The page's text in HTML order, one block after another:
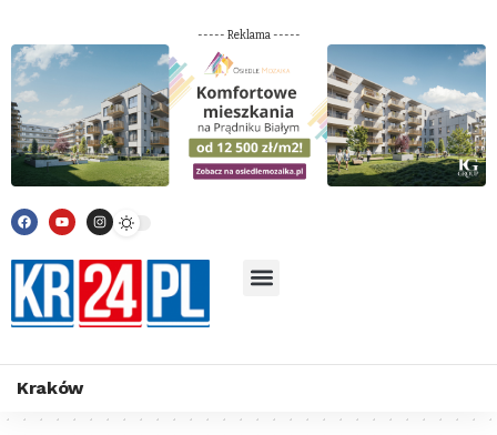
----- Reklama -----
Kraków